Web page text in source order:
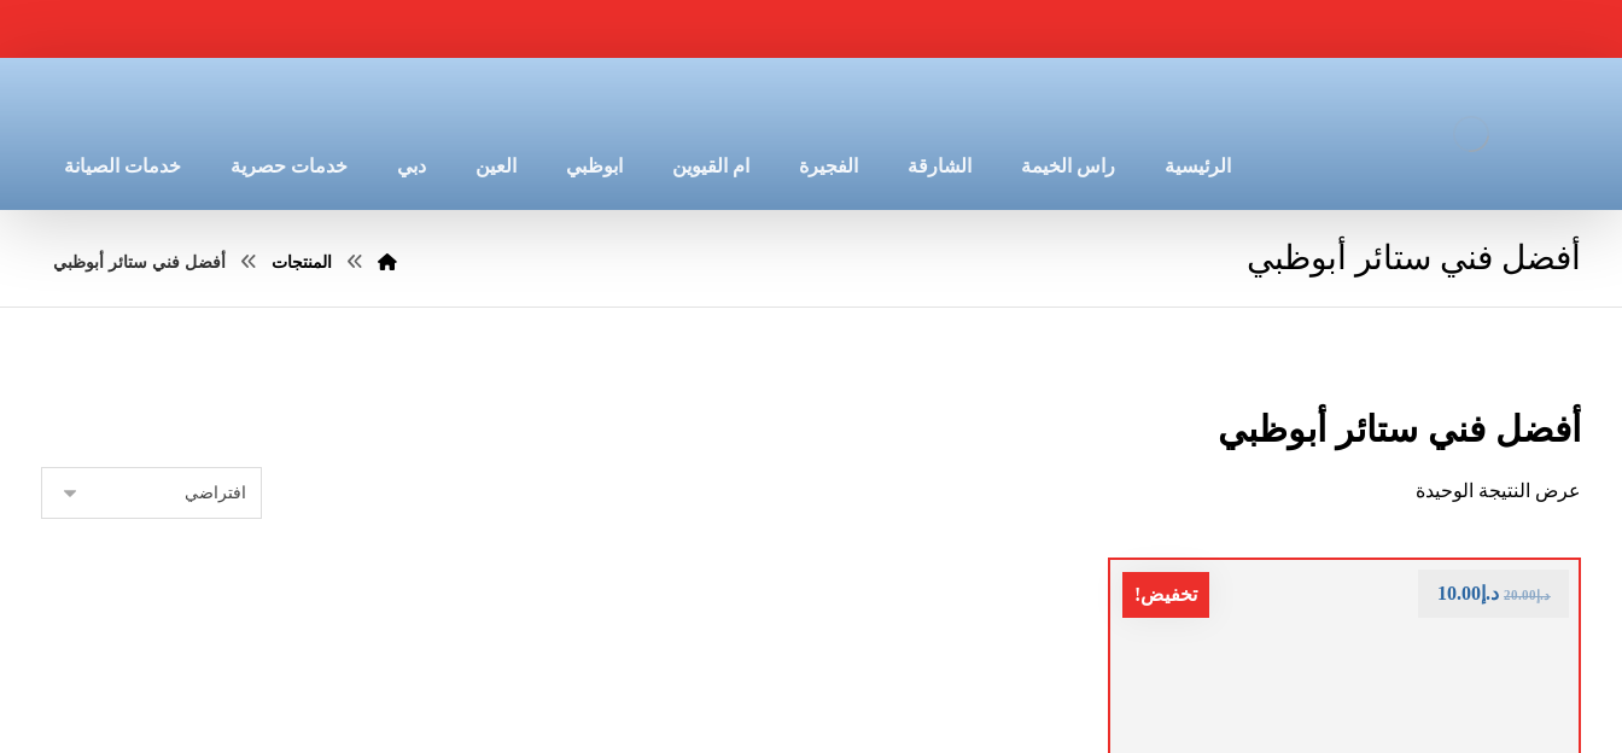
الرئيسية راس الخيمة الشارقة الفجيرة ام القيوين ابوظبي العين دبي خدمات حصرية خدمات الصيانة
أفضل فني ستائر أبوظبي المنتجات أفضل فني ستائر أبوظبي
أفضل فني ستائر أبوظبي
عرض النتيجة الوحيدة
تخفيض! د.إ20.00 د.إ 10.00